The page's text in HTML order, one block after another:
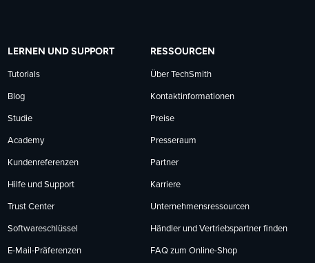
LERNEN UND SUPPORT
Tutorials
Blog
Studie
Academy
Kundenreferenzen
Hilfe und Support
Trust Center
Softwareschlüssel
E-Mail-Präferenzen
RESSOURCEN
Über TechSmith
Kontaktinformationen
Preise
Presseraum
Partner
Karriere
Unternehmensressourcen
Händler und Vertriebspartner finden
FAQ zum Online-Shop